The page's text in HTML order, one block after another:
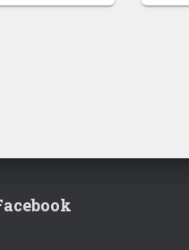
este: